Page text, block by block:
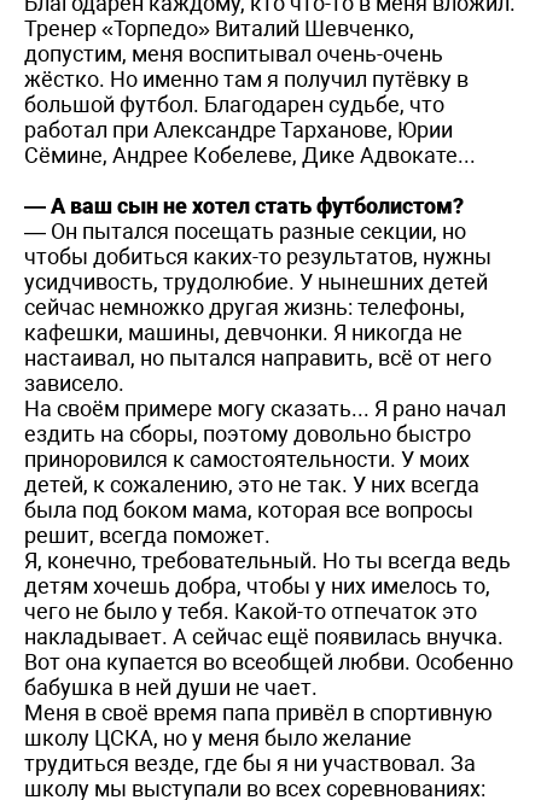
Тренер «Торпедо» Виталий Шевченко,
допустим, меня воспитывал очень-очень
жёстко. Но именно там я получил путёвку в
большой футбол. Благодарен судьбе, что
работал при Александре Тарханове, Юрии
Сёмине, Андрее Кобелеве, Дике Адвокате...
— А ваш сын не хотел стать футболистом?
— Он пытался посещать разные секции, но
чтобы добиться каких-то результатов, нужны
усидчивость, трудолюбие. У нынешних детей
сейчас немножко другая жизнь: телефоны,
кафешки, машины, девчонки. Я никогда не
настаивал, но пытался направить, всё от него
зависело.
На своём примере могу сказать... Я рано начал
ездить на сборы, поэтому довольно быстро
приноровился к самостоятельности. У моих
детей, к сожалению, это не так. У них всегда
была под боком мама, которая все вопросы
решит, всегда поможет.
Я, конечно, требовательный. Но ты всегда ведь
детям хочешь добра, чтобы у них имелось то,
чего не было у тебя. Какой-то отпечаток это
накладывает. А сейчас ещё появилась внучка.
Вот она купается во всеобщей любви. Особенно
бабушка в ней души не чает.
Меня в своё время папа привёл в спортивную
школу ЦСКА, но у меня было желание
трудиться везде, где бы я ни участвовал. За
школу мы выступали во всех соревнованиях: